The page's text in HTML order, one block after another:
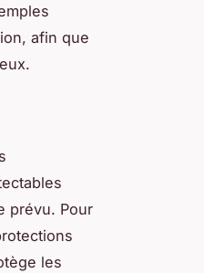
afin que
prévu. Pour
les